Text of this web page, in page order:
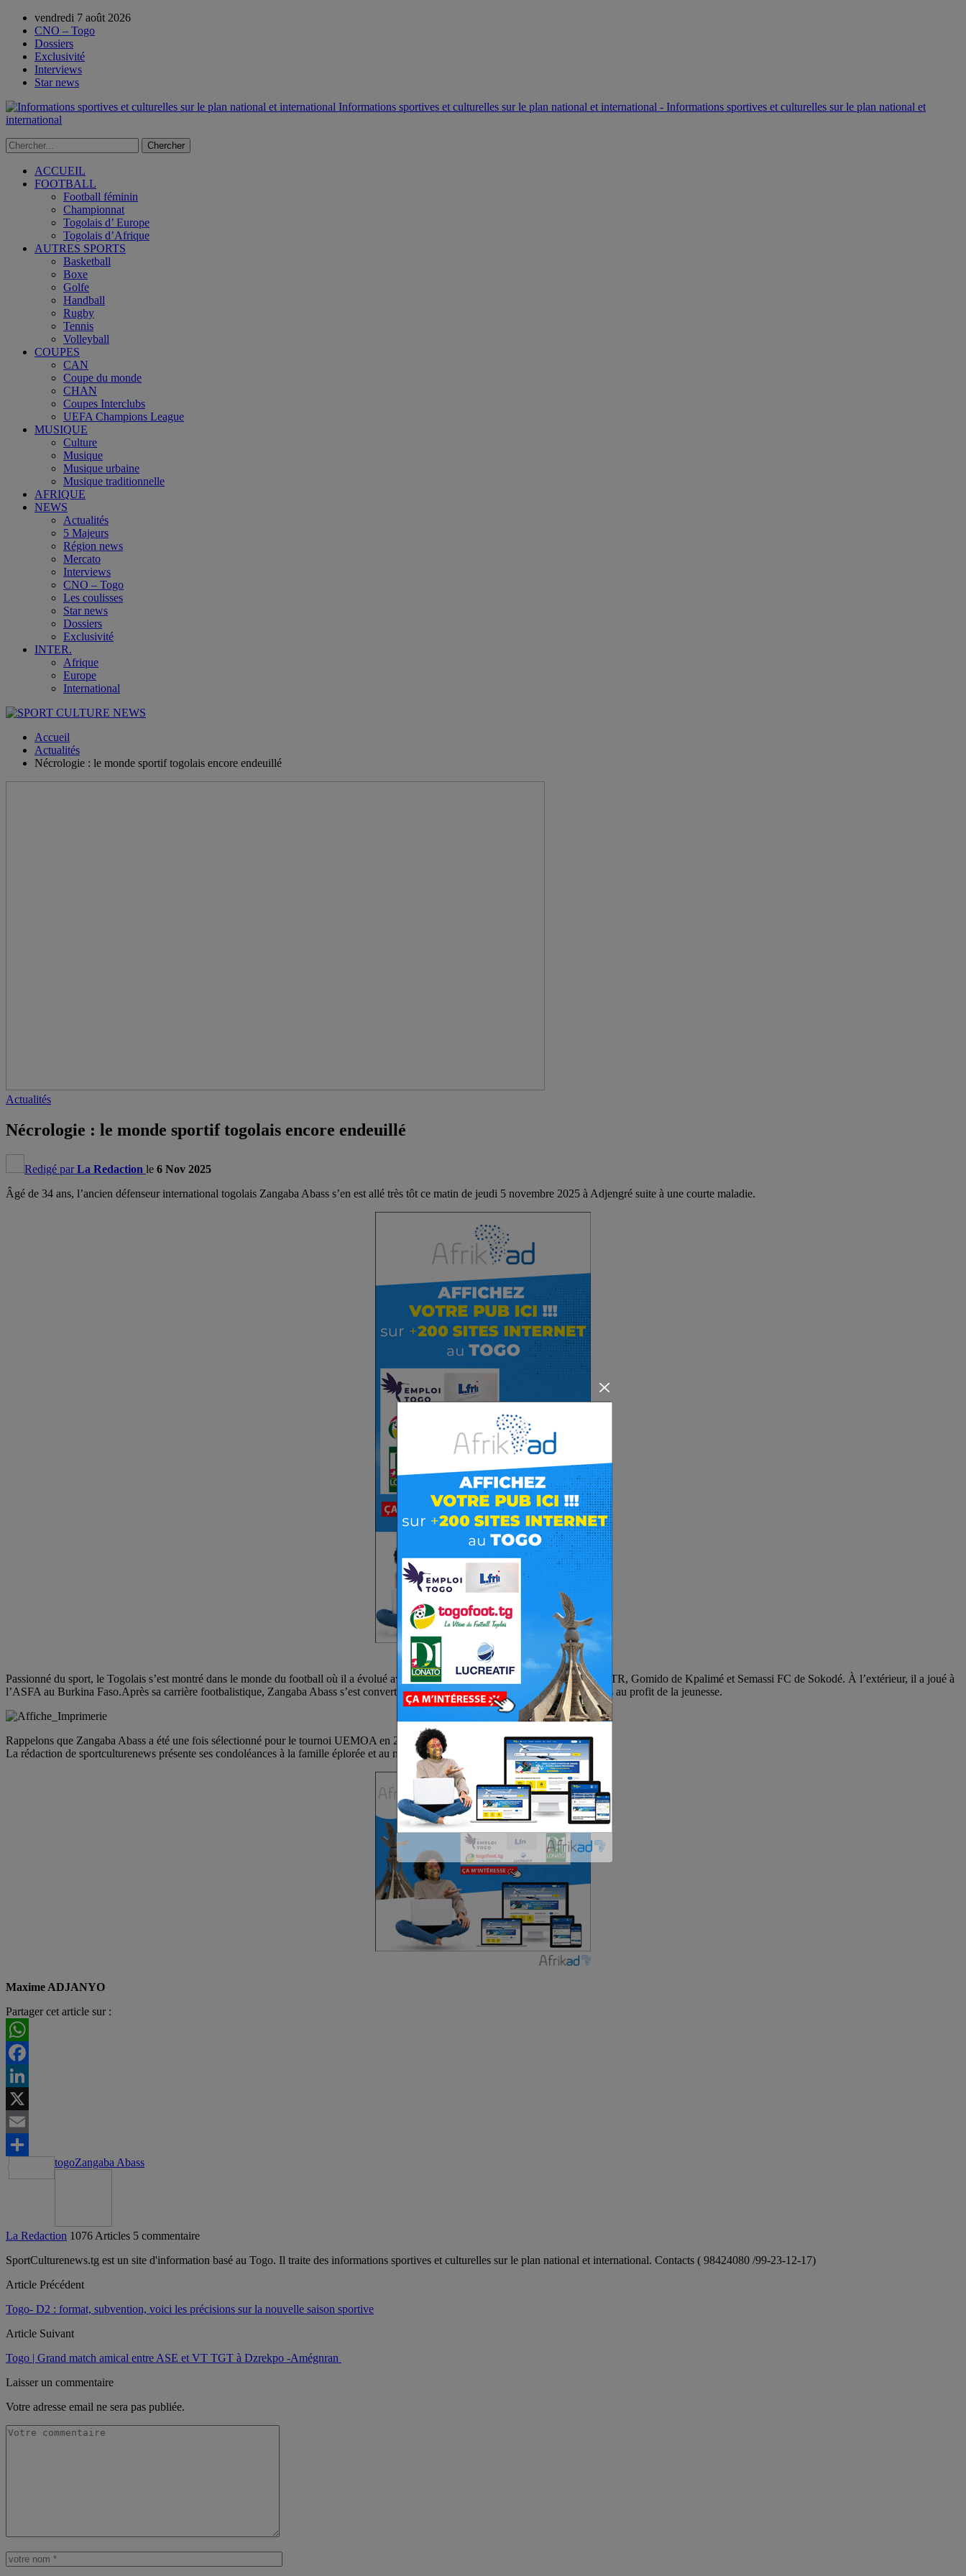
vendredi 7 août 2026
CNO – Togo
Dossiers
Exclusivité
Interviews
Star news
Informations sportives et culturelles sur le plan national et international - Informations sportives et culturelles sur le plan national et
international
ACCUEIL
FOOTBALL
Football féminin
Championnat
Togolais d’ Europe
Togolais d’Afrique
AUTRES SPORTS
Basketball
Boxe
Golfe
Handball
Rugby
Tennis
Volleyball
COUPES
CAN
Coupe du monde
CHAN
Coupes Interclubs
UEFA Champions League
MUSIQUE
Culture
Musique
Musique urbaine
Musique traditionnelle
AFRIQUE
NEWS
Actualités
5 Majeurs
Région news
Mercato
Interviews
CNO – Togo
Les coulisses
Star news
Dossiers
Exclusivité
INTER.
Afrique
Europe
International
Accueil
Actualités
Nécrologie : le monde sportif togolais encore endeuillé
Actualités
Nécrologie : le monde sportif togolais encore endeuillé
Redigé par La Redaction le 6 Nov 2025
Âgé de 34 ans, l’ancien défenseur international togolais Zangaba Abass s’en est allé très tôt ce matin de jeudi 5 novembre 2025 à Adjengré suite à une courte maladie.
Passionné du sport, le Togolais s’est montré dans le monde du football où il a évolué avec les clubs tels que : AS Douane actuel AS OTR, Gomido de Kpalimé et Semassi FC de Sokodé. À l’extérieur, il a joué à
l’ASFA au Burkina Faso.Après sa carrière footbalistique, Zangaba Abass s’est converti en entraîneur où il a mis toutes ses expériences au profit de la jeunesse.
Rappelons que Zangaba Abass a été une fois sélectionné pour le tournoi UEMOA en 2011.
La rédaction de sportculturenews présente ses condoléances à la famille éplorée et au monde du football togolais.
Maxime ADJANYO
Partager cet article sur :
WhatsApp
Facebook
LinkedIn
X
Email
Partager
togoZangaba Abass
La Redaction 1076 Articles 5 commentaire
SportCulturenews.tg est un site d'information basé au Togo. Il traite des informations sportives et culturelles sur le plan national et international. Contacts ( 98424080 /99-23-12-17)
Article Précédent
Togo- D2 : format, subvention, voici les précisions sur la nouvelle saison sportive
Article Suivant
Togo | Grand match amical entre ASE et VT TGT à Dzrekpo -Amégnran
Laisser un commentaire
Votre adresse email ne sera pas publiée.